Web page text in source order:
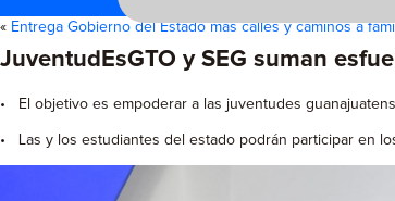
« Entrega Gobierno del Estado más calles y caminos a
JuventudEsGTO y SEG suman
• El objetivo es empoderar a las juventudes
• Las y los estudiantes del estado podrán participar en